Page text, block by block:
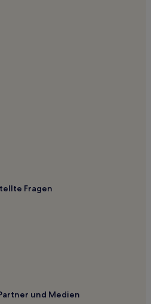
Excellence
Schlösselgarten
Domagkstraße
Fragen
und Medien